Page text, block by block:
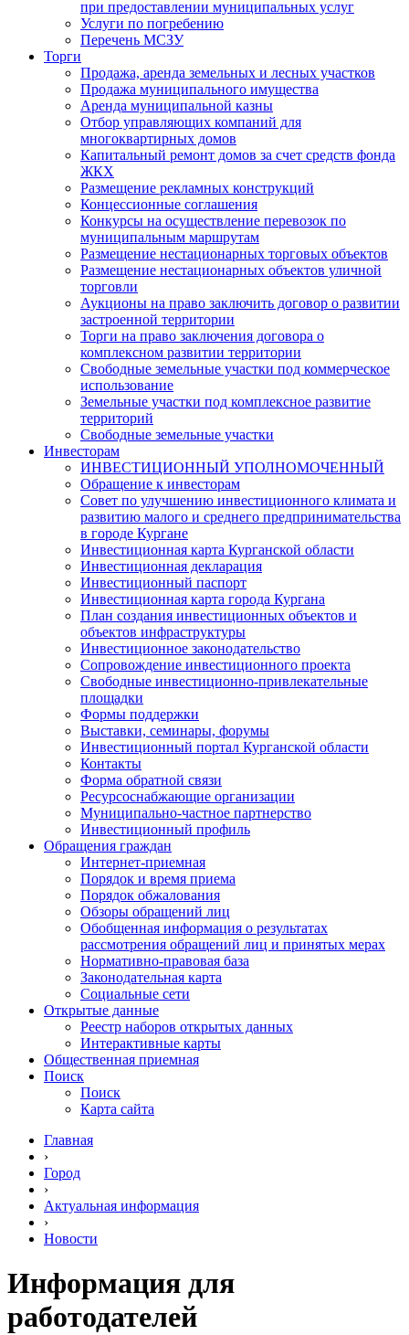
при предоставлении муниципальных услуг
Услуги по погребению
Перечень МСЗУ
Торги
Продажа, аренда земельных и лесных участков
Продажа муниципального имущества
Аренда муниципальной казны
Отбор управляющих компаний для
многоквартирных домов
Капитальный ремонт домов за счет средств фонда
ЖКХ
Размещение рекламных конструкций
Концессионные соглашения
Конкурсы на осуществление перевозок по
муниципальным маршрутам
Размещение нестационарных торговых объектов
Размещение нестационарных объектов уличной
торговли
Аукционы на право заключить договор о развитии
застроенной территории
Торги на право заключения договора о
комплексном развитии территории
Свободные земельные участки под коммерческое
использование
Земельные участки под комплексное развитие
территорий
Свободные земельные участки
Инвесторам
ИНВЕСТИЦИОННЫЙ УПОЛНОМОЧЕННЫЙ
Обращение к инвесторам
Совет по улучшению инвестиционного климата и
развитию малого и среднего предпринимательства
в городе Кургане
Инвестиционная карта Курганской области
Инвестиционная декларация
Инвестиционный паспорт
Инвестиционная карта города Кургана
План создания инвестиционных объектов и
объектов инфраструктуры
Инвестиционное законодательство
Сопровождение инвестиционного проекта
Свободные инвестиционно-привлекательные
площадки
Формы поддержки
Выставки, семинары, форумы
Инвестиционный портал Курганской области
Контакты
Форма обратной связи
Ресурсоснабжающие организации
Муниципально-частное партнерство
Инвестиционный профиль
Обращения граждан
Интернет-приемная
Порядок и время приема
Порядок обжалования
Обзоры обращений лиц
Обобщенная информация о результатах
рассмотрения обращений лиц и принятых мерах
Нормативно-правовая база
Законодательная карта
Социальные сети
Открытые данные
Реестр наборов открытых данных
Интерактивные карты
Общественная приемная
Поиск
Поиск
Карта сайта
Главная
›
Город
›
Актуальная информация
›
Новости
Информация для
работодателей